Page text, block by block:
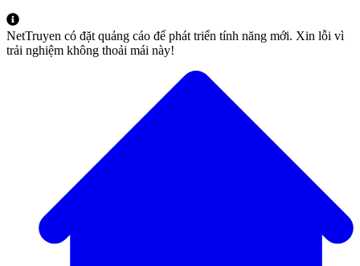
NetTruyen có đặt quảng cáo để phát triển tính năng mới. Xin lỗi vì
trải nghiệm không thoải mái này!